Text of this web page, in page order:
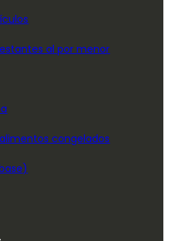
al por menor
congelados